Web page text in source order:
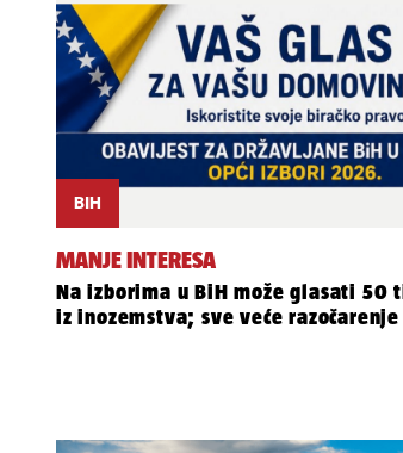
BIH
MANJE INTERESA
Na izborima u BiH može glasati 50
iz inozemstva; sve veće razočarenje